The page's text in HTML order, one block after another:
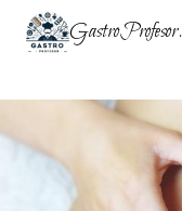
Přeskočit